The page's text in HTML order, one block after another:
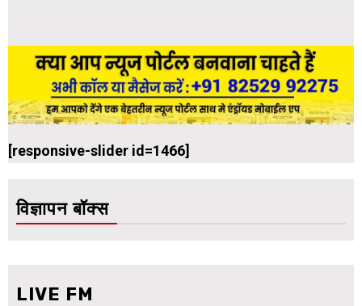
[responsive-slider id=1466]
विज्ञापन बॉक्स
LIVE FM